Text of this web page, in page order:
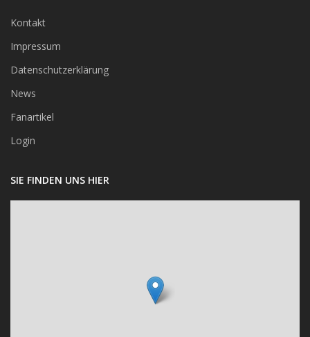
Kontakt
Impressum
Datenschutzerklärung
News
Fanartikel
Login
SIE FINDEN UNS HIER